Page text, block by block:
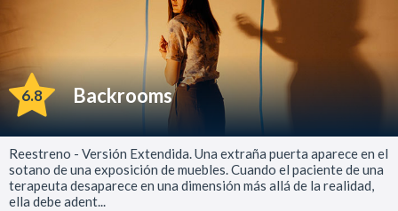
6.8 Backrooms
Reestreno - Versión Extendida. Una extraña puerta aparece en el
sotano de una exposición de muebles. Cuando el paciente de una
terapeuta desaparece en una dimensión más allá de la realidad,
ella debe adent...